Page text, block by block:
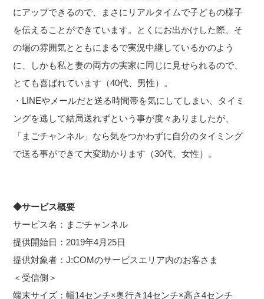
にアップできるので、まさにリアルタイムで子どもの様子
を伝えることができています。とくにお出かけした際、そ
の場の雰囲気とともにまるで実況中継しているかのよう
に、しかも私と妻の両方の実家に同じに見せられるので、
とても喜ばれています（40代、男性）。
・LINEやメールだと送る時間帯を気にしてしまい、タイミ
ングを逃して結局送れずという事が度々ありましたが、
「まごチャンネル」なら気をつかわずに自分のタイミング
で送る事ができて大変助かります（30代、女性）。
◆サービス概要
サービス名：まごチャンネル
提供開始日：2019年4月25日
提供対象者：J:COMのサービスエリア内のお客さま
＜受信側＞
端末サイズ：幅14センチ×奥行き14センチ×高さ4センチ